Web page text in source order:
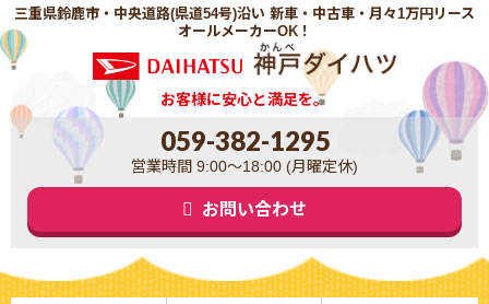
三重県鈴鹿市・中央道路(県道54号)沿い 新車・中古車・月々1万円リース
オールメーカーOK！
お客様に安心と満足を。
059-382-1295
営業時間 9:00～18:00 (月曜定休)
お問い合わせ